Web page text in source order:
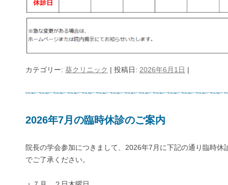
カテゴリー: 葵クリニック | 投稿日: 2026年6月1日 |
2026年7月の臨時休診のご案内
院長の学会参加につきまして、2026年7月に下記の通り臨時休
でご了承ください。